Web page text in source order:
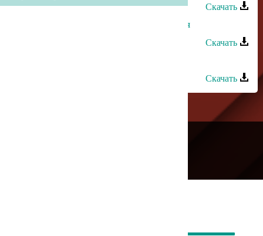
Скачать
Багавудин Ибрагимов - Мои друзья
Скачать
Скачать